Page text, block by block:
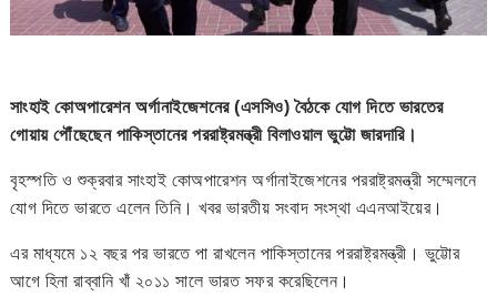
সাংহাই কোঅপারেশন অর্গানাইজেশনের (এসসিও) বৈঠকে যোগ দিতে ভারতের
গোয়ায় পৌঁছেছেন পাকিস্তানের পররাষ্ট্রমন্ত্রী বিলাওয়াল ভুট্টো জারদারি।
বৃহস্পতি ও শুক্রবার সাংহাই কোঅপারেশন অর্গানাইজেশনের পররাষ্ট্রমন্ত্রী সম্মেলনে
যোগ দিতে ভারতে এলেন তিনি। খবর ভারতীয় সংবাদ সংস্থা এএনআইয়ের।
এর মাধ্যমে ১২ বছর পর ভারতে পা রাখলেন পাকিস্তানের পররাষ্ট্রমন্ত্রী। ভুট্টোর
আগে হিনা রাব্বানি খাঁ ২০১১ সালে ভারত সফর করেছিলেন।